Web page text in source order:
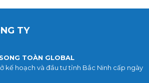
TY
TOÀN GLOBAL
kế hoạch và đầu tư tỉnh Bắc Ninh cấp ngày